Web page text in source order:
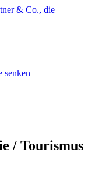
& Co., die
senken
/ Tourismus